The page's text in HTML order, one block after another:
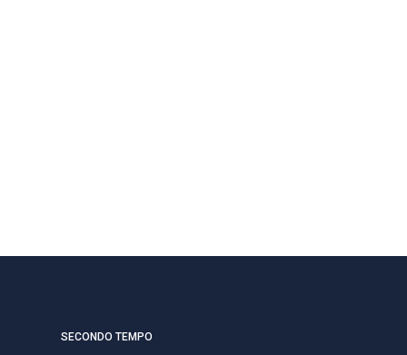
SECONDO TEMPO